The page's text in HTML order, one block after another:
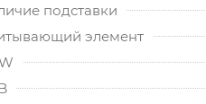
подставки
элемент